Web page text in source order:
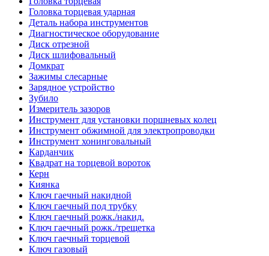
Головка торцевая ударная
Деталь набора инструментов
Диагностическое оборудование
Диск отрезной
Диск шлифовальный
Домкрат
Зажимы слесарные
Зарядное устройство
Зубило
Измеритель зазоров
Инструмент для установки поршневых колец
Инструмент обжимной для электропроводки
Инструмент хонинговальный
Карданчик
Квадрат на торцевой вороток
Керн
Киянка
Ключ гаечный накидной
Ключ гаечный под трубку
Ключ гаечный рожк./накид.
Ключ гаечный рожк./трещетка
Ключ гаечный торцевой
Ключ газовый